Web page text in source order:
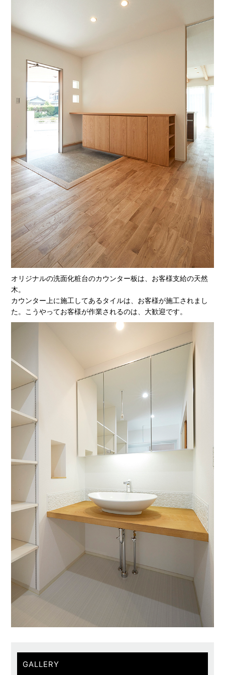
オリジナルの洗面化粧台のカウンター板は、お客様支給の天然
木。
カウンター上に施工してあるタイルは、お客様が施工されまし
た。こうやってお客様が作業されるのは、大歓迎です。
GALLERY